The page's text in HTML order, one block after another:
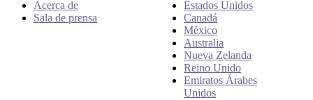
Acerca de
Sala de prensa
Estados Unidos
Canadá
México
Australia
Nueva Zelanda
Reino Unido
Emiratos Árabes
Unidos